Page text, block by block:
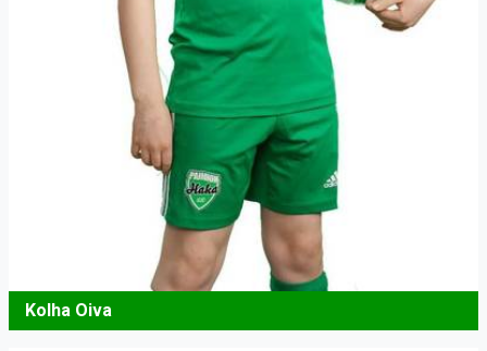
Kolha Oiva